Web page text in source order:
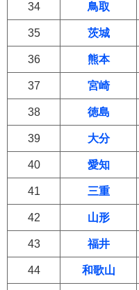
34 鳥取
35 茨城
36 熊本
37 宮崎
38 徳島
39 大分
40 愛知
41 三重
42 山形
43 福井
44 和歌山